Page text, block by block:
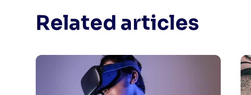
Related articles